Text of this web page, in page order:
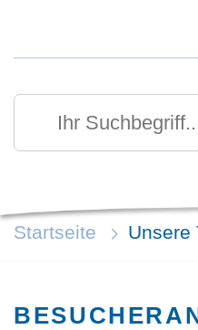
Ihr Suchbegriff
Suchen
Startseite Unsere